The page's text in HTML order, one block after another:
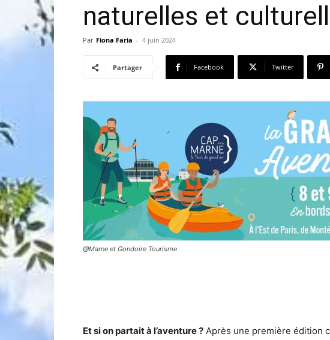
naturelles et
Par Fiona Faria - 4 juin 2024
Partager Facebook Twitter
@Marne et Gondoire Tourisme
Et si on partait à l’aventure ? Après une première édition